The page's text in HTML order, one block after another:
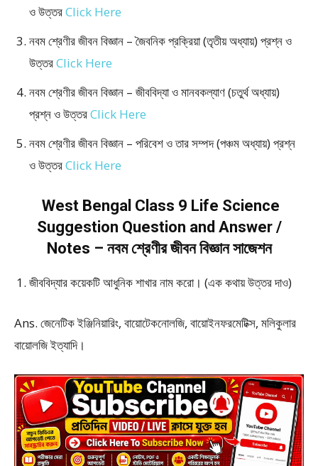
ও উত্তরClick Here
নবম শ্রেণীর জীবন বিজ্ঞান – জৈবনিক প্রক্রিয়া (তৃতীয় অধ্যায়) প্রশ্ন ও
উত্তরClick Here
নবম শ্রেণীর জীবন বিজ্ঞান – জীববিদ্যা ও মানবকল্যাণ (চতুর্থ অধ্যায়)
প্রশ্ন ও উত্তরClick Here
নবম শ্রেণীর জীবন বিজ্ঞান – পরিবেশ ও তার সম্পদ (পঞ্চম অধ্যায়) প্রশ্ন
ও উত্তরClick Here
West Bengal Class 9 Life Science
Suggestion Question and Answer /
Notes – নবম শ্রেণীর জীবন বিজ্ঞান সাজেশন
জীববিদ্যার কয়েকটি আধুনিক শাখার নাম করো। (এক কথায় উত্তর দাও)
Ans. জেনেটিক ইঞ্জিনিয়ারিং, বায়োটেকনোলজি, বায়োইনফরমেটিক্স, মলিকুলার
বায়োলজি ইত্যাদি।